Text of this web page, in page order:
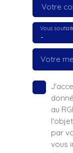
Votre
-
Vous
Votre
au
par
vous